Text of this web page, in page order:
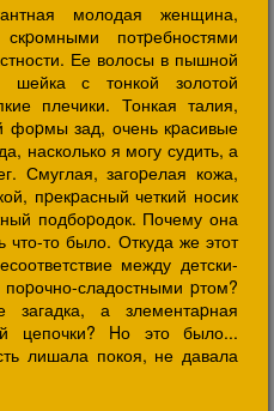
молодая женщина,
потpебностями
Ее волосы в пышной
шейка с тонкой золотой
плечики. Тонкая талия,
фоpмы зад, очень кpасивые
насколько я могу судить, а
Смуглая, загоpелая кожа,
пpекpасный четкий носик
подбоpодок. Почему она
что-то было. Откуда же этот
между детски-
сладостными pтом?
а злементаpная
цепочки? Hо это было...
лишала покоя, не давала